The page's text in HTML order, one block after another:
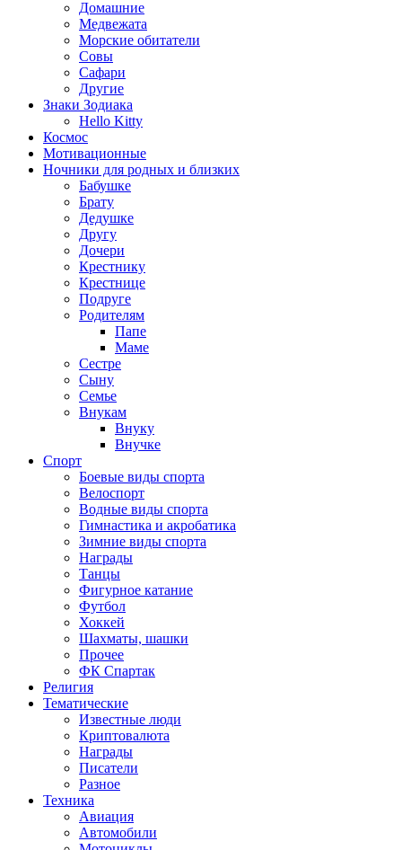
Домашние
Медвежата
Морские обитатели
Совы
Сафари
Другие
Знаки Зодиака
Hello Kitty
Космос
Мотивационные
Ночники для родных и близких
Бабушке
Брату
Дедушке
Другу
Дочери
Крестнику
Крестнице
Подруге
Родителям
Папе
Маме
Сестре
Сыну
Семье
Внукам
Внуку
Внучке
Спорт
Боевые виды спорта
Велоспорт
Водные виды спорта
Гимнастика и акробатика
Зимние виды спорта
Награды
Танцы
Фигурное катание
Футбол
Хоккей
Шахматы, шашки
Прочее
ФК Спартак
Религия
Тематические
Известные люди
Криптовалюта
Награды
Писатели
Разное
Техника
Авиация
Автомобили